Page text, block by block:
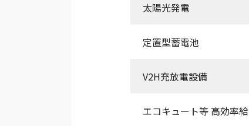
太陽光発電
定置型蓄電池
V2H充放電設備
エコキュート等 高効率